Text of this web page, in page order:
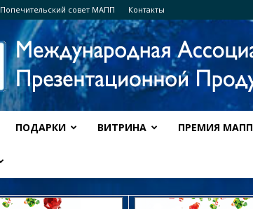
Попечительский совет МАПП Контакты
ПОДАРКИ ВИТРИНА ПРЕМИЯ МАПП